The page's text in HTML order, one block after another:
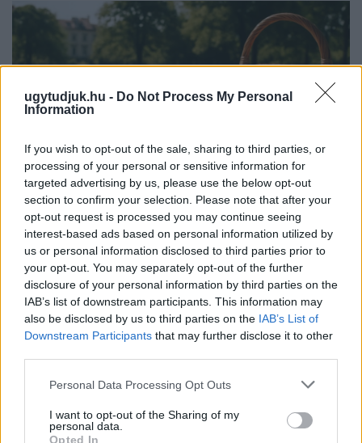
ugytudjuk.hu - Do Not Process My Personal
Information
If you wish to opt-out of the sale, sharing to third parties, or
processing of your personal or sensitive information for
targeted advertising by us, please use the below opt-out
section to confirm your selection. Please note that after your
opt-out request is processed you may continue seeing
interest-based ads based on personal information utilized by
us or personal information disclosed to third parties prior to
your opt-out. You may separately opt-out of the further
disclosure of your personal information by third parties on the
IAB’s list of downstream participants. This information may
also be disclosed by us to third parties on the IAB’s List of
Downstream Participants that may further disclose it to other
Please note that this website/app uses one or more Google
not limited to your visit or usage behaviour. You may click to
grant or deny consent to Google and its third-party tags to
Personal Data Processing Opt Outs
I want to opt-out of the Sharing of my
personal data.
Opted In
PIKNIK ITALOK: ÍZEK ÉS ÉLMÉNYEK A SZABADBAN
Ahogy tavaszodik és a nap egyre tovább marad velünk, sokaknak
támad kedve kirándulni a természetbe.
Szólj hozzá!